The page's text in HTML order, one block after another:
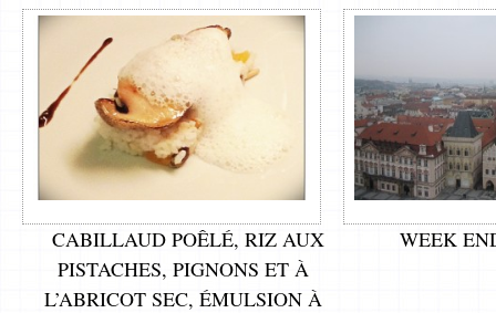
CABILLAUD POÊLÉ, RIZ AUX
PISTACHES, PIGNONS ET À
L’ABRICOT SEC, ÉMULSION À
WEEK